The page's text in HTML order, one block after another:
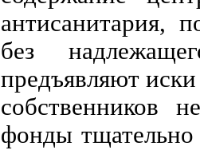
антисанитария,
без
предъявляют
собственников
фонды тщательно